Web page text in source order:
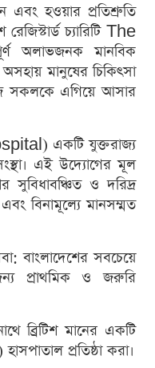
এবং হওয়ার প্রতিশ্রুতি
চ্যারিটি The
অলাভজনক মানবিক
মানুষের চিকিৎসা
সকলকে এগিয়ে আসার
একটি যুক্তরাজ্য
এই উদ্যোগের মূল
সুবিধাবঞ্চিত ও দরিদ্র
বিনামূল্যে মানসম্মত
বাংলাদেশের সবচেয়ে
প্রাথমিক ও জরুরি
ব্রিটিশ মানের একটি
প্রতিষ্ঠা করা।